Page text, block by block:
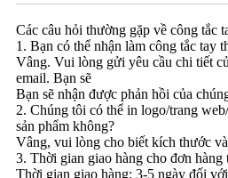
Các câu hỏi thường gặp về công tắc
1. Bạn có thể nhận làm công tắc tay
Vâng. Vui lòng gửi yêu cầu chi tiết
email. Bạn sẽ
Bạn sẽ nhận được phản hồi của
2. Chúng tôi có thể in logo/trang
sản phẩm không?
Vâng, vui lòng cho biết kích thước
3. Thời gian giao hàng cho đơn hàng
Thời gian giao hàng: 3-5 ngày đối